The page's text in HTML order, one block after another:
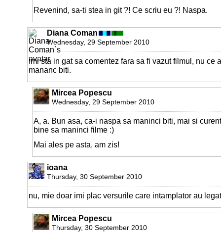
Revenind, sa-ti stea in git ?! Ce scriu eu ?! Naspa.
Diana Coman
Wednesday, 29 September 2010
Imi sta in gat sa comentez fara sa fi vazut filmul, nu ce
mananc biti.
Mircea Popescu
Wednesday, 29 September 2010
A, a. Bun asa, ca-i naspa sa maninci biti, mai si
bine sa maninci filme :)
Mai ales pe asta, am zis!
ioana
Thursday, 30 September 2010
nu, mie doar imi plac versurile care intamplator au
Mircea Popescu
Thursday, 30 September 2010